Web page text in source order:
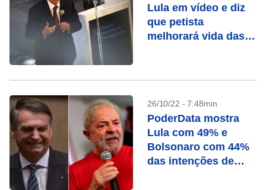
Lula em vídeo e diz
que petista
melhorará vida das
26/10/22 - 7:48min
PoderData mostra
Lula com 49% e
Bolsonaro com 44%
das intenções de